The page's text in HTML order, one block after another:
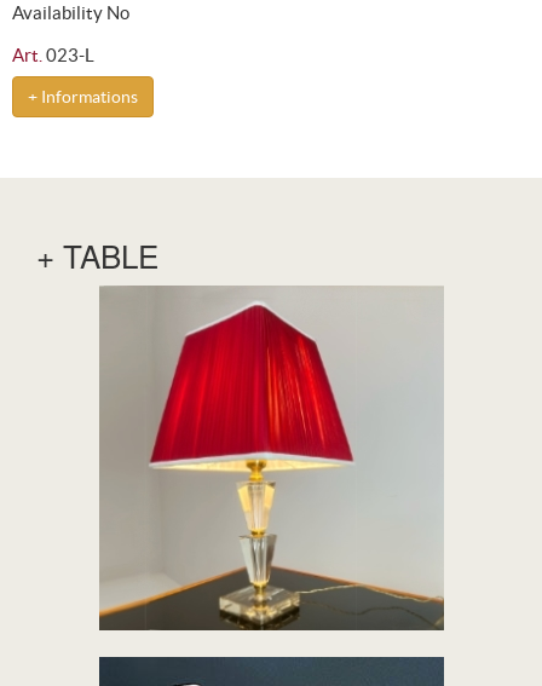
Availability No
Art. 023-L
+ Informations
+ TABLE